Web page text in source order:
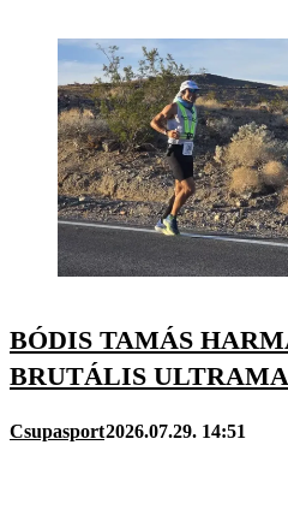
BÓDIS TAMÁS
BRUTÁLIS
Csupasport2026.07.29. 14:51